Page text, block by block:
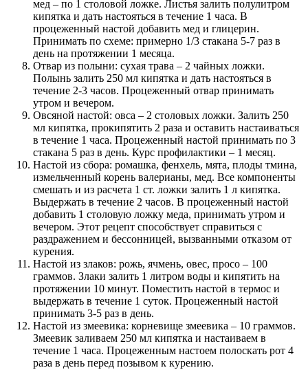
мед – по 1 столовой ложке. Листья залить полулитром
кипятка и дать настояться в течение 1 часа. В
процеженный настой добавить мед и глицерин.
Принимать по схеме: примерно 1/3 стакана 5-7 раз в
день на протяжении 1 месяца.
Отвар из полыни: сухая трава – 2 чайных ложки.
Полынь залить 250 мл кипятка и дать настояться в
течение 2-3 часов. Процеженный отвар принимать
утром и вечером.
Овсяной настой: овса – 2 столовых ложки. Залить 250
мл кипятка, прокипятить 2 раза и оставить настаиваться
в течение 1 часа. Процеженный настой принимать по 3
стакана 5 раз в день. Курс профилактики – 1 месяц.
Настой из сбора: ромашка, фенхель, мята, плоды тмина,
измельченный корень валерианы, мед. Все компоненты
смешать и из расчета 1 ст. ложки залить 1 л кипятка.
Выдержать в течение 2 часов. В процеженный настой
добавить 1 столовую ложку меда, принимать утром и
вечером. Этот рецепт способствует справиться с
раздражением и бессонницей, вызванными отказом от
курения.
Настой из злаков: рожь, ячмень, овес, просо – 100
граммов. Злаки залить 1 литром воды и кипятить на
протяжении 10 минут. Поместить настой в термос и
выдержать в течение 1 суток. Процеженный настой
принимать 3-5 раз в день.
Настой из змеевика: корневище змеевика – 10 граммов.
Змеевик заливаем 250 мл кипятка и настаиваем в
течение 1 часа. Процеженным настоем полоскать рот 4
раза в день перед позывом к курению.